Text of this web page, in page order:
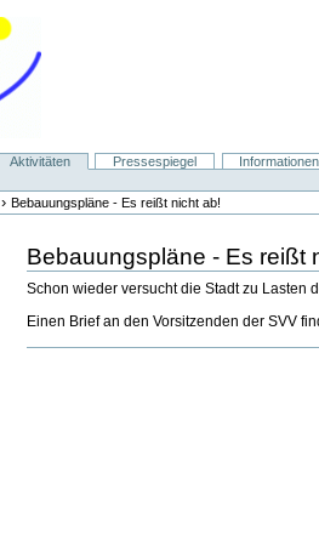
Aktivitäten Pressespiegel Informationen
›Bebauungspläne - Es reißt nicht ab!
Bebauungspläne - Es reißt
Schon wieder versucht die Stadt zu Lasten
Einen Brief an den Vorsitzenden der SVV